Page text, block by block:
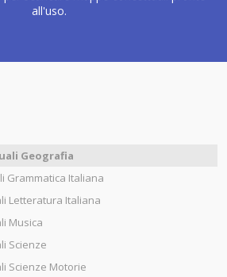
all'uso.
Geografia
Grammatica Italiana
Letteratura Italiana
Musica
Scienze
Scienze Motorie